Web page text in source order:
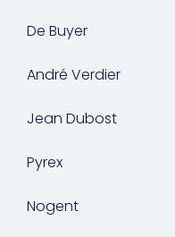
De Buyer
André Verdier
Jean Dubost
Pyrex
Nogent